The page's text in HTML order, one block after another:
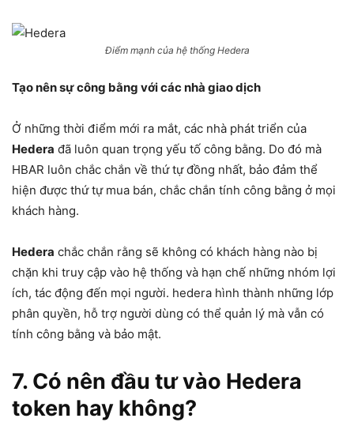
Điểm mạnh của hệ thống Hedera
Tạo nên sự công bằng với các nhà giao dịch
Ở những thời điểm mới ra mắt, các nhà phát triển của
Hedera đã luôn quan trọng yếu tố công bằng. Do đó mà
HBAR luôn chắc chắn về thứ tự đồng nhất, bảo đảm thể
hiện được thứ tự mua bán, chắc chắn tính công bằng ở mọi
khách hàng.
Hedera chắc chắn rằng sẽ không có khách hàng nào bị
chặn khi truy cập vào hệ thống và hạn chế những nhóm lợi
ích, tác động đến mọi người. hedera hình thành những lớp
phân quyền, hỗ trợ người dùng có thể quản lý mà vẫn có
tính công bằng và bảo mật.
7. Có nên đầu tư vào Hedera
token hay không?